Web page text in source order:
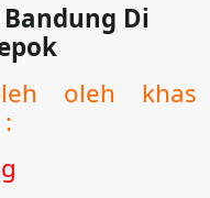
Di
oleh khas